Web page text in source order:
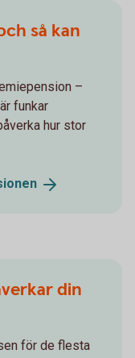
så kan
–
funkar
hur stor
din
för de flesta